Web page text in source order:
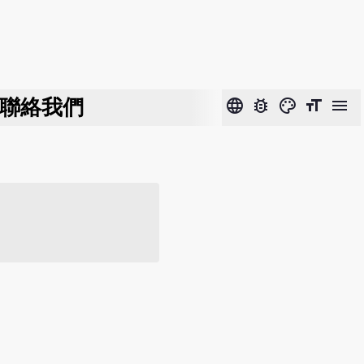
絡我們 language bug_report color_lens format_size menu